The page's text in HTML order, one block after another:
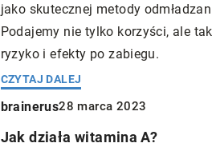
jako skutecznej metody
Podajemy nie tylko korzyści, ale
ryzyko i efekty po zabiegu.
CZYTAJ DALEJ
brainerus28 marca 2023
Jak działa witamina A?